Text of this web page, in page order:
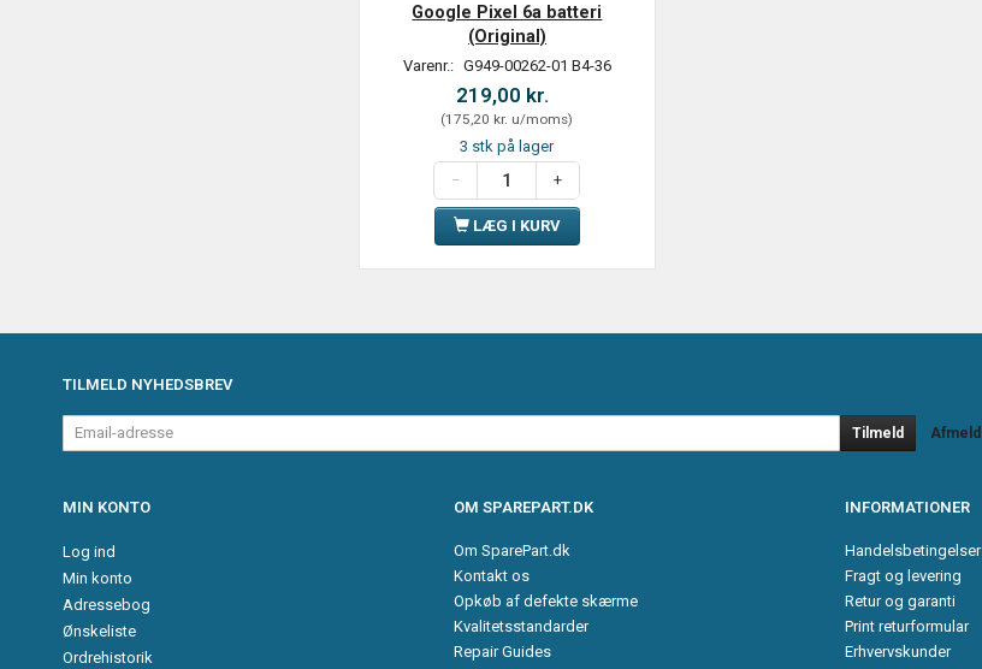
Google Pixel 6a batteri
(Original)
Varenr.: G949-00262-01 B4-36
219,00 kr.
(175,20 kr. u/moms)
3 stk på lager
LÆG I KURV
TILMELD NYHEDSBREV
Email-
adresse
Tilmeld Afmeld
MIN KONTO
Log ind
Min konto
Adressebog
Ønskeliste
Ordrehistorik
OM SPAREPART.DK
Om SparePart.dk
Kontakt os
Opkøb af defekte skærme
Kvalitetsstandarder
Repair Guides
INFORMATIONER
Handelsbetingelser
Fragt og levering
Retur og garanti
Print returformular
Erhvervskunder